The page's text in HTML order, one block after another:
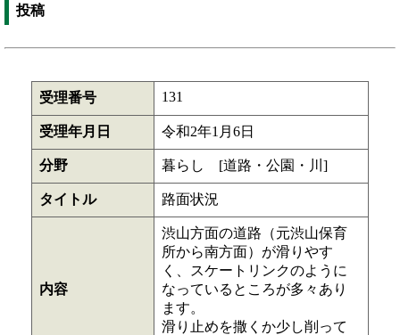
投稿
受理番号 131
受理年月日 令和2年1月6日
分野 暮らし [道路・公園・川]
タイトル 路面状況
内容
渋山方面の道路（元渋山保育
所から南方面）が滑りやす
く、スケートリンクのように
なっているところが多々あり
ます。
滑り止めを撒くか少し削って